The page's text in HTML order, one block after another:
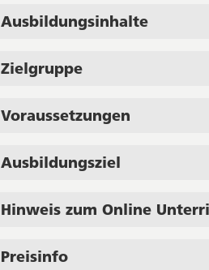
Ausbildungsinhalte
Zielgruppe
Voraussetzungen
Ausbildungsziel
Hinweis zum Online
Preisinfo